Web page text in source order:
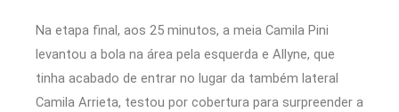
Na etapa final, aos 25 minutos, a meia Camila Pini
levantou a bola na área pela esquerda e Allyne, que
tinha acabado de entrar no lugar da também lateral
Camila Arrieta, testou por cobertura para surpreender a